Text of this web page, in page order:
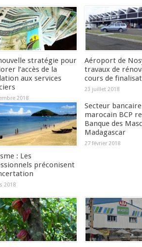
stratégie pour
l’accès de la
aux services
2018
Aéroport de
travaux de
cours de
23 juillet 2018
: Les
préconisent
2018
Secteur
marocain BCP
Banque des
Madagascar
27 février 2018